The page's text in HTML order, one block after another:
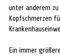
unter anderem zu
Kopfschmerzen
Ein immer